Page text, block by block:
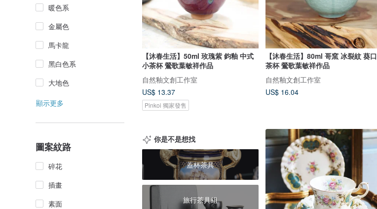
暖色系
金屬色
馬卡龍
黑白色系
大地色
顯示更多
圖案紋路
碎花
插畫
素面
【沐春生活】50ml 玫瑰紫 鈞釉 中式
小茶杯 鶯歌葉敏祥作品
自然釉文創工作室
US$ 13.37
Pinkoi 獨家發售
【沐春生活】80ml 哥窯 冰裂紋 葵口
茶杯 鶯歌葉敏祥作品
自然釉文創工作室
US$ 16.04
你是不是想找
蓋杯茶具
旅行茶具組